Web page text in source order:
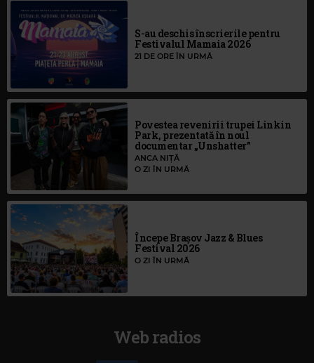
S-au deschis înscrierile pentru
Festivalul Mamaia 2026
21 DE ORE ÎN URMĂ
Povestea revenirii trupei Linkin
Park, prezentată în noul
documentar „Unshatter”
ANCA NIȚĂ
O ZI ÎN URMĂ
Începe Brașov Jazz & Blues
Festival 2026
O ZI ÎN URMĂ
Web radios